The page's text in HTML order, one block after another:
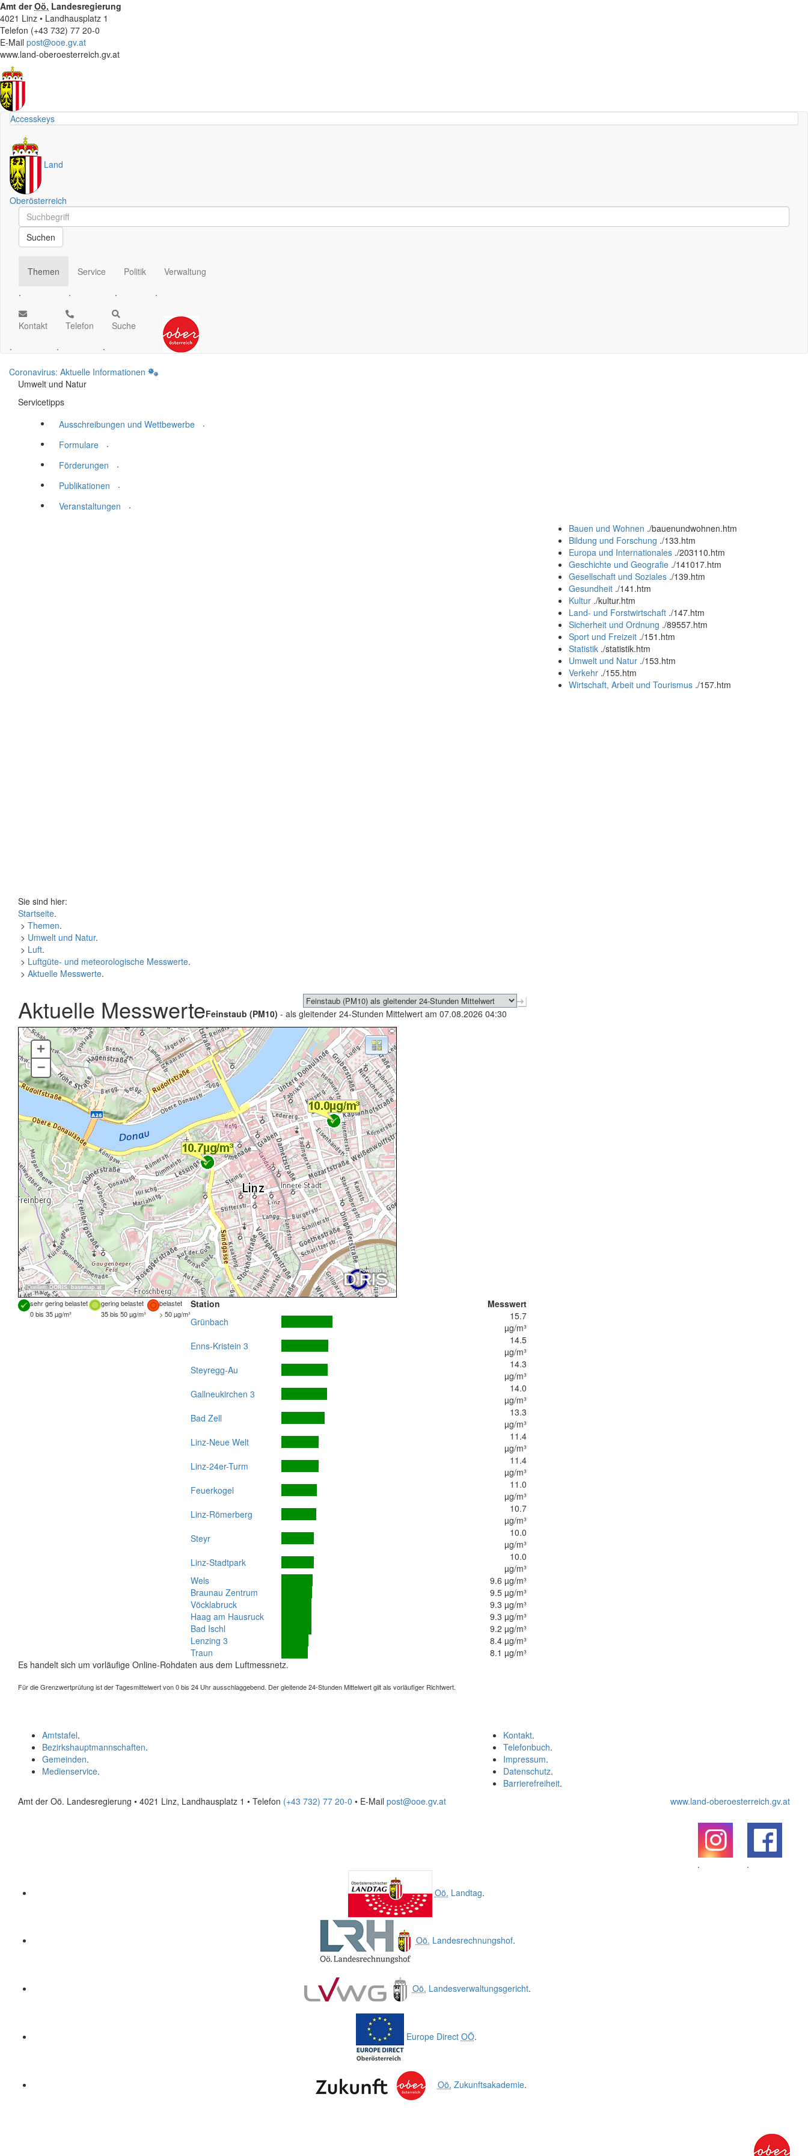
Amt derOö. Landesregierung
4021 Linz • Landhausplatz 1
Telefon (+43 732) 77 20-0
E-Mail post@ooe.gv.at
www.land-oberoesterreich.gv.at
Accesskeys
Land
Oberösterreich
Schnellsuche
Schnellsuche
Suchen
Themen
.
Service
.
Politik
.
Verwaltung
.
Kontakt
.
Telefon
.
Suche
.
Coronavirus: Aktuelle Informationen
Umwelt und Natur
Servicetipps
Ausschreibungen und Wettbewerbe
.
Formulare
.
Förderungen
.
Publikationen
.
Veranstaltungen
.
Bauen und Wohnen ./bauenundwohnen.htm
Bildung und Forschung ./133.htm
Europa und Internationales ./203110.htm
Geschichte und Geografie ./141017.htm
Gesellschaft und Soziales ./139.htm
Gesundheit ./141.htm
Kultur ./kultur.htm
Land- und Forstwirtschaft ./147.htm
Sicherheit und Ordnung ./89557.htm
Sport und Freizeit ./151.htm
Statistik ./statistik.htm
Umwelt und Natur ./153.htm
Verkehr ./155.htm
Wirtschaft, Arbeit und Tourismus ./157.htm
Sie sind hier:
Startseite.
> Themen.
> Umwelt und Natur.
> Luft.
> Luftgüte- und meteorologische Messwerte.
> Aktuelle Messwerte.
Aktuelle MesswerteFeinstaub (PM10) - als gleitender 24-Stunden Mittelwert am 07.08.2026 04:30
Quellen:DORIS, basemap.at
+
–
sehr gering belastet gering belastet
belastet
0 bis 35 µg/m³
35 bis 50 µg/m³ > 50 µg/m³
Station
Messwert
Grünbach
15.7
µg/m³
Enns-Kristein 3
14.5
µg/m³
Steyregg-Au
14.3
µg/m³
Gallneukirchen 3
14.0
µg/m³
Bad Zell
13.3
µg/m³
Linz-Neue Welt
11.4
µg/m³
Linz-24er-Turm
11.4
µg/m³
Feuerkogel
11.0
µg/m³
Linz-Römerberg
10.7
µg/m³
Steyr
10.0
µg/m³
Linz-Stadtpark
10.0
µg/m³
Wels
9.6 µg/m³
Braunau Zentrum
9.5 µg/m³
Vöcklabruck
9.3 µg/m³
Haag am Hausruck
9.3 µg/m³
Bad Ischl
9.2 µg/m³
Lenzing 3
8.4 µg/m³
Traun
8.1 µg/m³
Es handelt sich um vorläufige Online-Rohdaten aus dem Luftmessnetz.
Für die Grenzwertprüfung ist der Tagesmittelwert von 0 bis 24 Uhr ausschlaggebend. Der gleitende 24-Stunden Mittelwert gilt als vorläufiger Richtwert.
Kontakt.
Telefonbuch.
Impressum.
Datenschutz.
Barrierefreiheit.
Amtstafel.
Bezirkshauptmannschaften.
Gemeinden.
Medienservice.
Amt der Oö. Landesregierung • 4021 Linz, Landhausplatz 1 • Telefon (+43 732) 77 20-0 • E-Mail post@ooe.gv.at www.land-oberoesterreich.gv.at
.
.
Oö. Landtag.
Oö. Landesrechnungshof.
Oö. Landesverwaltungsgericht.
Europe Direct OÖ.
Oö. Zukunftsakademie.